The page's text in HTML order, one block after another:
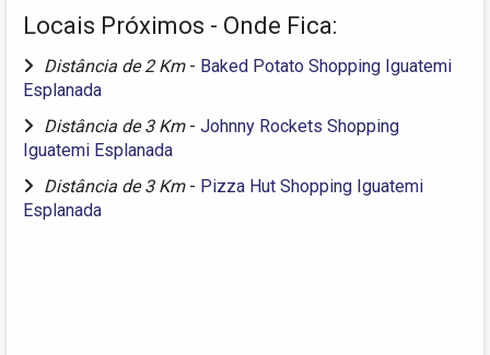
Locais Próximos - Onde Fica:
Distância de 2 Km - Baked Potato Shopping Iguatemi
Esplanada
Distância de 3 Km - Johnny Rockets Shopping
Iguatemi Esplanada
Distância de 3 Km - Pizza Hut Shopping Iguatemi
Esplanada